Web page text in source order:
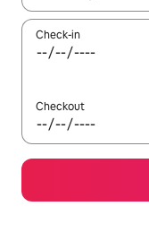
Check-in
Checkout